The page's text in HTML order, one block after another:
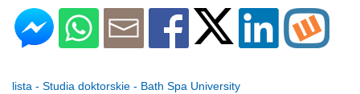
lista - Studia doktorskie - Bath Spa University